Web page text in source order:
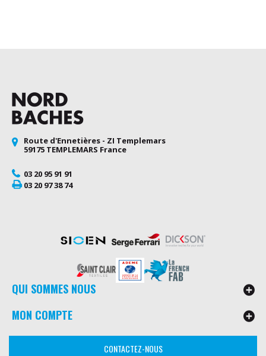
Route d'Ennetières - ZI Templemars
59175 TEMPLEMARS France
03 20 95 91 91
03 20 97 38 74
QUI SOMMES NOUS
MON COMPTE
CONTACTEZ-NOUS